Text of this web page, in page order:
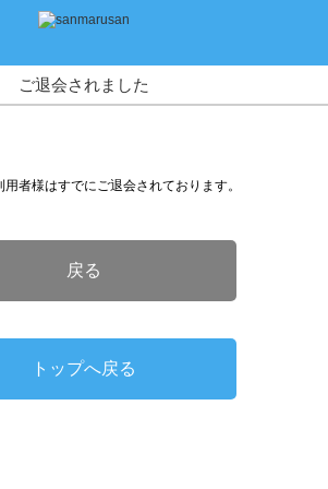
ご退会されました
用者様はすでにご退会されております。
戻る
トップへ戻る